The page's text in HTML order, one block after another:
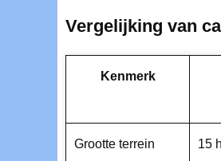
Vergelijking van
Kenmerk
Grootte terrein 15